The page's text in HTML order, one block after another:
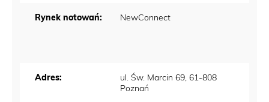
Rynek notowań: NewConnect
Adres:
ul. Św. Marcin 69, 61-808
Poznań